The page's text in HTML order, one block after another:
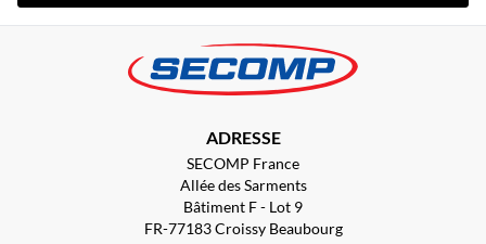
ADRESSE
SECOMP France
Allée des Sarments
Bâtiment F - Lot 9
FR-77183 Croissy Beaubourg